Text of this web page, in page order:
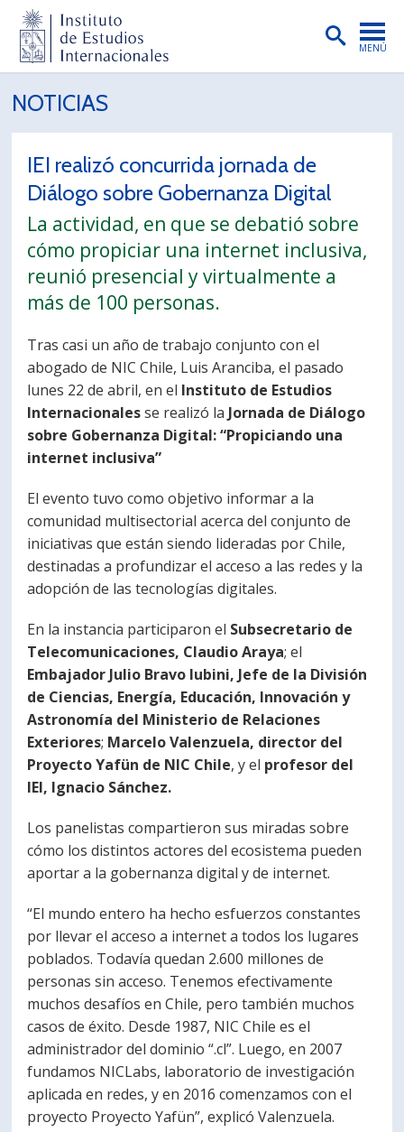
MENÚ
INSTITUTO
PREGRADO
POSTGRADO
INVESTIGACIÓN
EXTENSIÓN
PUBLICACIONES
BIBLIOTECA
ENGLISH
PORTUGUÊS
Postulantes
Estudiantes Egresados
NOTICIAS
IEI realizó concurrida jornada de
Diálogo sobre Gobernanza Digital
La actividad, en que se debatió sobre
cómo propiciar una internet inclusiva,
reunió presencial y virtualmente a
más de 100 personas.
Tras casi un año de trabajo conjunto con el
abogado de NIC Chile, Luis Aranciba, el pasado
lunes 22 de abril, en el Instituto de Estudios
Internacionalesse realizó la Jornada de Diálogo
sobre Gobernanza Digital: “Propiciando una
internet inclusiva”
El evento tuvo como objetivo informar a la
comunidad multisectorial acerca del conjunto de
iniciativas que están siendo lideradas por Chile,
destinadas a profundizar el acceso a las redes y la
adopción de las tecnologías digitales.
En la instancia participaron el Subsecretario de
Telecomunicaciones, Claudio Araya; el
Embajador Julio Bravo Iubini, Jefe de la División
de Ciencias, Energía, Educación, Innovación y
Astronomía del Ministerio de Relaciones
Exteriores; Marcelo Valenzuela, director del
Proyecto Yafün de NIC Chile, y el profesor del
IEI, Ignacio Sánchez.
Los panelistas compartieron sus miradas sobre
cómo los distintos actores del ecosistema pueden
aportar a la gobernanza digital y de internet.
“El mundo entero ha hecho esfuerzos constantes
por llevar el acceso a internet a todos los lugares
poblados. Todavía quedan 2.600 millones de
personas sin acceso. Tenemos efectivamente
muchos desafíos en Chile, pero también muchos
casos de éxito. Desde 1987, NIC Chile es el
administrador del dominio “.cl”. Luego, en 2007
fundamos NICLabs, laboratorio de investigación
aplicada en redes, y en 2016 comenzamos con el
proyecto Proyecto Yafün”, explicó Valenzuela.